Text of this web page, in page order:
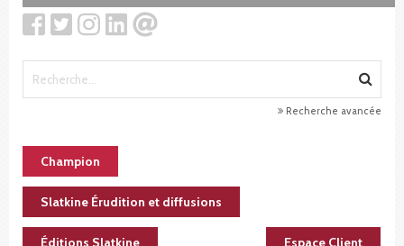
Recherche avancée
Champion
Slatkine Érudition et diffusions
Éditions Slatkine Espace Client